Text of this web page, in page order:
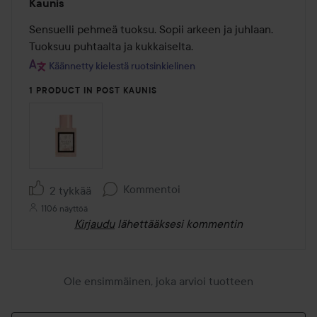
5
/
5
Kaunis
Sensuelli pehmeä tuoksu. Sopii arkeen ja juhlaan.
Tuoksuu puhtaalta ja kukkaiselta.
Käännetty kielestä ruotsinkielinen
1 PRODUCT IN POST KAUNIS
2 tykkää Kommentoi
1106 näyttöä
Kirjaudu lähettääksesi kommentin
Ole ensimmäinen, joka arvioi tuotteen